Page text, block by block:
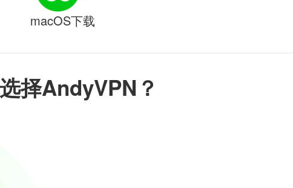
择AndyVPN？
macOS下载